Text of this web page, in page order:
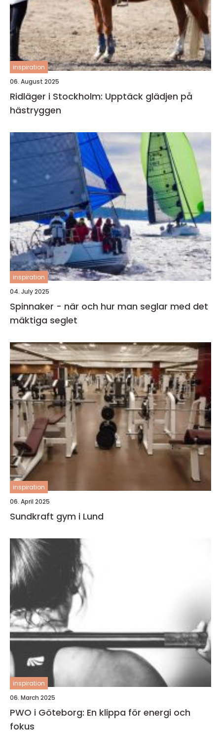
inspiration
06. August 2025
Ridläger i Stockholm: Upptäck glädjen på
hästryggen
inspiration
04. July 2025
Spinnaker - när och hur man seglar med det
mäktiga seglet
inspiration
06. April 2025
Sundkraft gym i Lund
inspiration
06. March 2025
PWO i Göteborg: En klippa för energi och
fokus